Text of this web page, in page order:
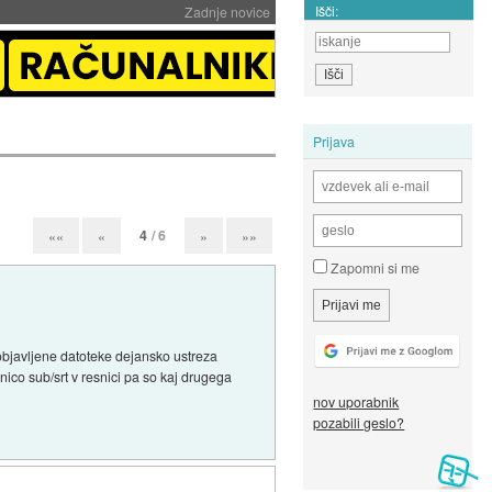
Zadnje novice Išči:
Prijava
Zapomni si me
nov uporabnik
pozabili geslo?
«« « 4 / 6 » »»
datoteke dejansko ustreza
sub/srt v resnici pa so kaj drugega